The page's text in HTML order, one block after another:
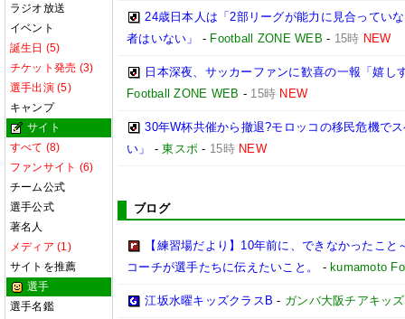
ラジオ放送
イベント
誕生日 (5)
チケット発売 (3)
選手出演 (5)
キャンプ
サイト
すべて (8)
ファンサイト (6)
チーム公式
選手公式
著名人
メディア (1)
サイトを推薦
選手
選手名鑑
24歳日本人は「2部リーグが能力に見合ってい
者はいない」
- Football ZONE WEB - 15時 NEW
日本深夜、サッカーファンに歓喜の一報「嬉
Football ZONE WEB - 15時 NEW
30年W杯共催から撤退?モロッコの移民危機で
い」
-東スポ - 15時 NEW
ブログ
【練習場だより】10年前に、できなかったこ
コーチが選手たちに伝えたいこと。
- kumamoto
江坂水曜キッズクラスB - ガンバ大阪チアキッ